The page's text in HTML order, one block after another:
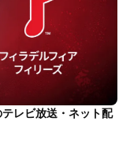
レビ放送・ネット配